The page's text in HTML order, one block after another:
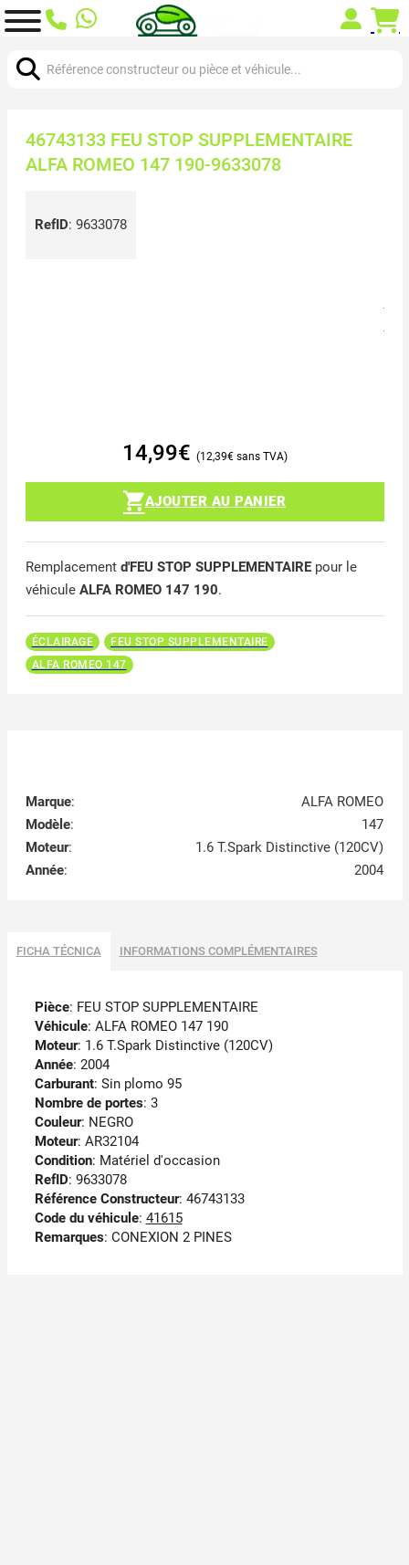
46743133 FEU STOP SUPPLEMENTAIRE
ALFA ROMEO 147 190-9633078
RefID: 9633078
14,99€ 12,39€
AJOUTER AU PANIER
Remplacement d'FEU STOP SUPPLEMENTAIREpour le
véhicule ALFA ROMEO 147 190.
ÉCLAIRAGE
FEU STOP SUPPLEMENTAIRE
ALFA ROMEO 147
Marque:
ALFA ROMEO
Modèle:
147
Moteur:
1.6 T.Spark Distinctive (120CV)
Année: 2004
FICHA TÉCNICA INFORMATIONS COMPLÉMENTAIRES
Pièce: FEU STOP SUPPLEMENTAIRE
Véhicule: ALFA ROMEO 147 190
Moteur: 1.6 T.Spark Distinctive (120CV)
Année: 2004
Carburant: Sin plomo 95
Nombre de portes: 3
Couleur: NEGRO
Moteur: AR32104
Condition: Matériel d'occasion
RefID: 9633078
Référence Constructeur: 46743133
Code du véhicule: 41615
Remarques: CONEXION 2 PINES